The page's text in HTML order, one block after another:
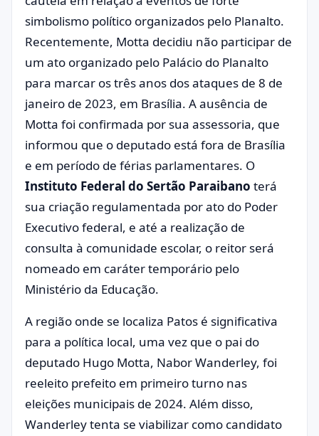
simbolismo político organizados pelo Planalto.
Recentemente, Motta decidiu não participar de
um ato organizado pelo Palácio do Planalto
para marcar os três anos dos ataques de 8 de
janeiro de 2023, em Brasília. A ausência de
Motta foi confirmada por sua assessoria, que
informou que o deputado está fora de Brasília
e em período de férias parlamentares. O
Instituto Federal do Sertão Paraibano terá
sua criação regulamentada por ato do Poder
Executivo federal, e até a realização de
consulta à comunidade escolar, o reitor será
nomeado em caráter temporário pelo
Ministério da Educação.
A região onde se localiza Patos é significativa
para a política local, uma vez que o pai do
deputado Hugo Motta, Nabor Wanderley, foi
reeleito prefeito em primeiro turno nas
eleições municipais de 2024. Além disso,
Wanderley tenta se viabilizar como candidato